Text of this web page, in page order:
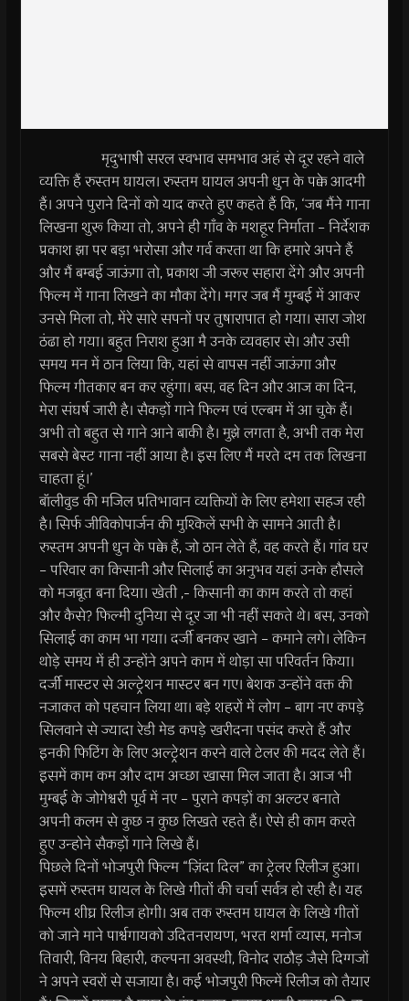
मृदुभाषी सरल स्वभाव समभाव अहं से दूर रहने वाले
व्यक्ति हैं रुस्तम घायल। रुस्तम घायल अपनी धुन के पक्के आदमी
हैं। अपने पुराने दिनों को याद करते हुए कहते हैं कि, ‘जब मैंने गाना
लिखना शुरू किया तो, अपने ही गाँव के मशहूर निर्माता – निर्देशक
प्रकाश झा पर बड़ा भरोसा और गर्व करता था कि हमारे अपने हैं
और मैं बम्बई जाऊंगा तो, प्रकाश जी जरूर सहारा देंगे और अपनी
फिल्म मेंं गाना लिखने का मौका देंगे। मगर जब मैं मुम्बई में आकर
उनसे मिला तो, मेंरे सारे सपनों पर तुषारापात हो गया। सारा जोश
ठंढा हो गया। बहुत निराश हुआ मै उनके व्यवहार से। और उसी
समय मन में ठान लिया कि, यहां से वापस नहीं जाऊंगा और
फिल्म गीतकार बन कर रहुंगा। बस, वह दिन और आज का दिन,
मेरा संघर्ष जारी है। सैकड़ों गाने फिल्म एवं एल्बम में आ चुके हैं।
अभी तो बहुत से गाने आने बाकी है। मुझे लगता है, अभी तक मेरा
सबसे बेस्ट गाना नहीं आया है। इस लिए मैं मरते दम तक लिखना
चाहता हूं।’
बॉलीवुड की मजिल प्रतिभावान व्यक्तियों के लिए हमेशा सहज रही
है। सिर्फ जीविकोपार्जन की मुश्किलें सभी के सामने आती है।
रुस्तम अपनी धुन के पक्के हैं, जो ठान लेते हैं, वह करते हैं। गांव घर
– परिवार का किसानी और सिलाई का अनुभव यहां उनके हौसले
को मजबूत बना दिया। खेती ,- किसानी का काम करते तो कहां
और कैसे? फिल्मी दुनिया से दूर जा भी नहीं सकते थे। बस, उनको
सिलाई का काम भा गया। दर्जी बनकर खाने – कमाने लगे। लेकिन
थोड़े समय में ही उन्होंने अपने काम में थोड़ा सा परिवर्तन किया।
दर्जी मास्टर से अल्ट्रेशन मास्टर बन गए। बेशक उन्होंने वक्त की
नजाकत को पहचान लिया था। बड़े शहरों में लोग – बाग नए कपड़े
सिलवाने से ज्यादा रेडी मेड कपड़े खरीदना पसंद करते हैं और
इनकी फिटिंग के लिए अल्ट्रेशन करने वाले टेलर की मदद लेते हैं।
इसमें काम कम और दाम अच्छा खासा मिल जाता है। आज भी
मुम्बई के जोगेश्वरी पूर्व में नए – पुराने कपड़ों का अल्टर बनाते
अपनी कलम से कुछ न कुछ लिखते रहते हैं। ऐसे ही काम करते
हुए उन्होने सैकड़ों गाने लिखे हैं।
पिछले दिनों भोजपुरी फिल्म “ज़िंदा दिल” का ट्रेलर रिलीज हुआ।
इसमें रुस्तम घायल के लिखे गीतोंं की चर्चा सर्वत्र हो रही है। यह
फिल्म शीघ्र रिलीज होगी। अब तक रुस्तम घायल के लिखे गीतों
को जाने माने पार्श्वगायको उदितनरायण, भरत शर्मा व्यास, मनोज
तिवारी, विनय बिहारी, कल्पना अवस्थी, विनोद राठौड़ जैसे दिग्गजों
ने अपने स्वरों से सजाया है। कई भोजपुरी फिल्में रिलीज को तैयार